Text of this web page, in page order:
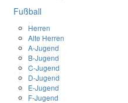
Fußball
Herren
Alte Herren
A-Jugend
B-Jugend
C-Jugend
D-Jugend
E-Jugend
F-Jugend